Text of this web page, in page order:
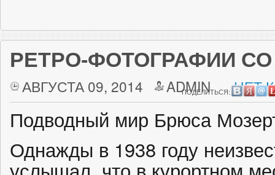
РЕТРО-ФОТОГРАФИИ
АВГУСТА 09, 2014 ADMIN НЕТ
ПОДЕЛИТЬСЯ:
Подводный мир Брюса
Однажды в 1938 году